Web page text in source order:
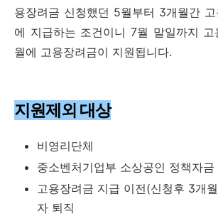
용장려금 신청했던 5월부터 3개월간
에 지급하는 조건이니 7월 말일까지
월에 고용장려금이 지원됩니다.
지원제외 대상
비영리단체
중소벤처기업부 소상공인 정책자
고용장려금 지급 이전(신청후 3개
자 퇴직